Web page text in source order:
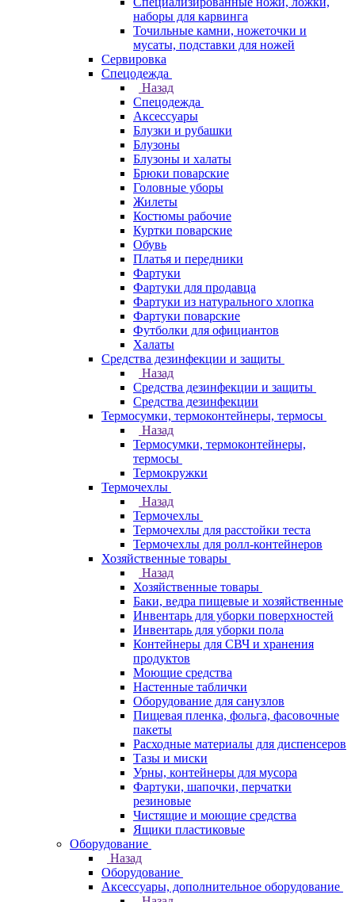
наборы для карвинга
Точильные камни, ножеточки и
мусаты, подставки для ножей
Сервировка
Спецодежда
Назад
Спецодежда
Аксессуары
Блузки и рубашки
Блузоны
Блузоны и халаты
Брюки поварские
Головные уборы
Жилеты
Костюмы рабочие
Куртки поварские
Обувь
Платья и передники
Фартуки
Фартуки для продавца
Фартуки из натурального хлопка
Фартуки поварские
Футболки для официантов
Халаты
Средства дезинфекции и защиты
Назад
Средства дезинфекции и защиты
Средства дезинфекции
Термосумки, термоконтейнеры, термосы
Назад
Термосумки, термоконтейнеры,
термосы
Термокружки
Термочехлы
Назад
Термочехлы
Термочехлы для расстойки теста
Термочехлы для ролл-контейнеров
Хозяйственные товары
Назад
Хозяйственные товары
Баки, ведра пищевые и хозяйственные
Инвентарь для уборки поверхностей
Инвентарь для уборки пола
Контейнеры для СВЧ и хранения
продуктов
Моющие средства
Настенные таблички
Оборудование для санузлов
Пищевая пленка, фольга, фасовочные
пакеты
Расходные материалы для диспенсеров
Тазы и миски
Урны, контейнеры для мусора
Фартуки, шапочки, перчатки
резиновые
Чистящие и моющие средства
Ящики пластиковые
Оборудование
Назад
Оборудование
Аксессуары, дополнительное оборудование